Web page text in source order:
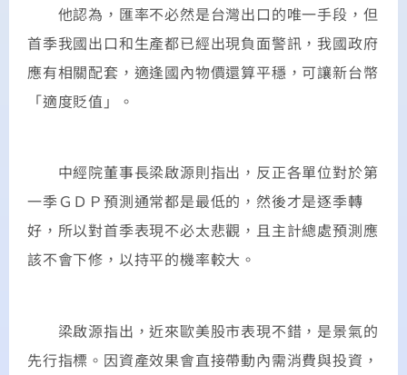
他認為，匯率不必然是台灣出口的唯一手段，但
首季我國出口和生產都已經出現負面警訊，我國政府
應有相關配套，適逢國內物價還算平穩，可讓新台幣
「適度貶值」。
中經院董事長梁啟源則指出，反正各單位對於第
一季ＧＤＰ預測通常都是最低的，然後才是逐季轉
好，所以對首季表現不必太悲觀，且主計總處預測應
該不會下修，以持平的機率較大。
梁啟源指出，近來歐美股市表現不錯，是景氣的
先行指標。因資產效果會直接帶動內需消費與投資，